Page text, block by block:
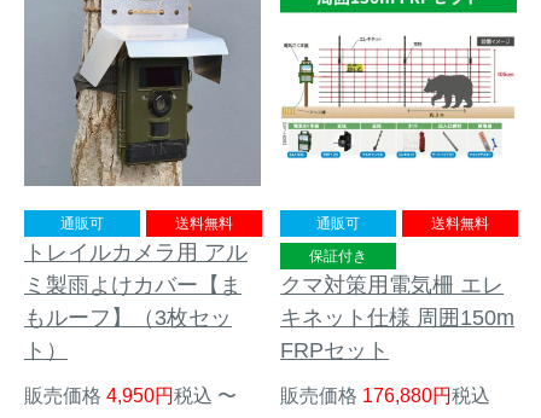
通販可 送料無料
トレイルカメラ用 アル
ミ製雨よけカバー【ま
もルーフ】（3枚セッ
ト）
販売価格 4,950 税込 〜
通販可
送料無料
保証付き
クマ対策用電気柵 エレ
キネット仕様 周囲150m
FRPセット
販売価格 176,880
税込